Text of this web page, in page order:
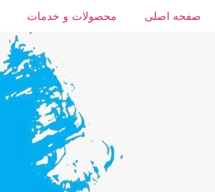
صفحه اصلی محصولات و خدمات